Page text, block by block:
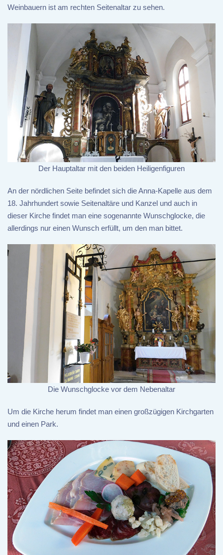
Weinbauern ist am rechten Seitenaltar zu sehen.
Der Hauptaltar mit den beiden Heiligenfiguren
An der nördlichen Seite befindet sich die Anna-Kapelle aus dem
18. Jahrhundert sowie Seitenaltäre und Kanzel und auch in
dieser Kirche findet man eine sogenannte Wunschglocke, die
allerdings nur einen Wunsch erfüllt, um den man bittet.
Die Wunschglocke vor dem Nebenaltar
Um die Kirche herum findet man einen großzügigen Kirchgarten
und einen Park.